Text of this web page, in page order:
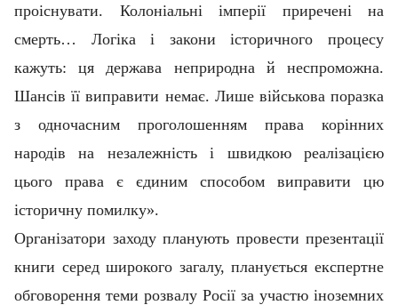
проіснувати. Колоніальні імперії приречені на
смерть… Логіка і закони історичного процесу
кажуть: ця держава неприродна й неспроможна.
Шансів її виправити немає. Лише військова поразка
з одночасним проголошенням права корінних
народів на незалежність і швидкою реалізацією
цього права є єдиним
способом виправити цю
історичну помилку».
Організатори заходу планують провести презентації
книги серед широкого загалу, планується експертне
обговорення теми розвалу Росії за участю іноземних